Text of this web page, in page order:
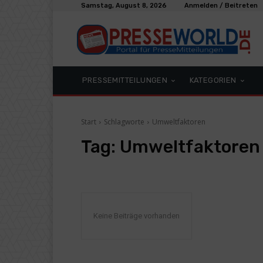
Samstag, August 8, 2026 Anmelden / Beitreten
PRESSEMITTEILUNGEN KATEGORIEN
Start Schlagworte Umweltfaktoren
Tag: Umweltfaktoren
Keine Beiträge vorhanden